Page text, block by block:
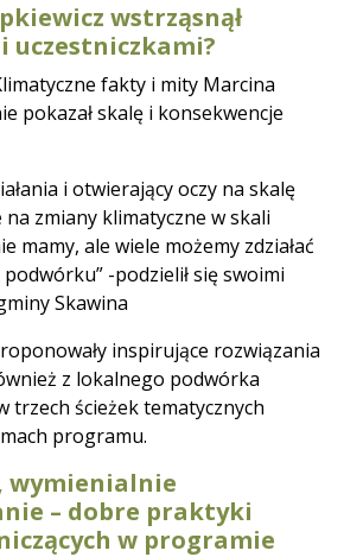
wstrząsnął
uczestniczkami?
fakty i mity Marcina
pokazał skalę i konsekwencje
i otwierający oczy na skalę
na zmiany klimatyczne w skali
mamy, ale wiele możemy zdziałać
-podzielił się swoimi
Skawina
inspirujące rozwiązania
z lokalnego podwórka
trzech ścieżek tematycznych
programu.
wymienialnie
– dobre praktyki
w programie